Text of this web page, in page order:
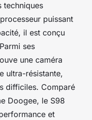
techniques
puissant
il est conçu
ses
une caméra
ultra-résistante,
difficiles. Comparé
Doogee, le S98
et